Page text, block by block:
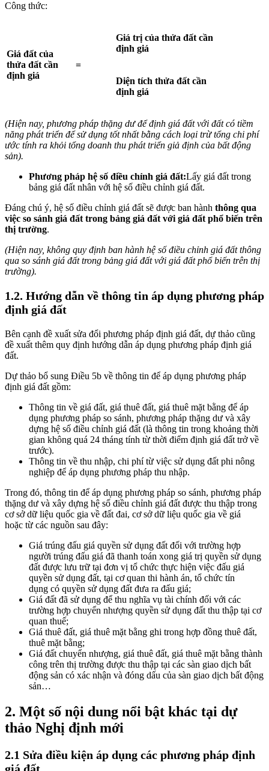
Công thức:
Giá đất của
thửa đất cần
định giá
=
Giá trị của thửa đất cần
định giá
Diện tích thửa đất cần
định giá
(Hiện nay, phương pháp thặng dư để định giá đất với đất có tiềm
năng phát triển để sử dụng tốt nhất bằng cách loại trừ tổng chi phí
ước tính ra khỏi tổng doanh thu phát triển giả định của bất động
sản).
Phương pháp hệ số điều chỉnh giá đất:Lấy giá đất trong
bảng giá đất nhân với hệ số điều chỉnh giá đất.
Đáng chú ý, hệ số điều chỉnh giá đất sẽ được ban hành thông qua
việc so sánh giá đất trong bảng giá đất với giá đất phổ biến trên
thị trường.
(Hiện nay, không quy định ban hành hệ số điều chỉnh giá đất thông
qua so sánh giá đất trong bảng giá đất với giá đất phổ biến trên thị
trường).
1.2. Hướng dẫn về thông tin áp dụng phương pháp
định giá đất
Bên cạnh đề xuất sửa đổi phương pháp định giá đất, dự thảo cũng
đề xuất thêm quy định hướng dẫn áp dụng phương pháp định giá
đất.
Dự thảo bổ sung Điều 5b về thông tin để áp dụng phương pháp
định giá đất gồm:
Thông tin về giá đất, giá thuê đất, giá thuê mặt bằng để áp
dụng phương pháp so sánh, phương pháp thặng dư và xây
dựng hệ số điều chỉnh giá đất (là thông tin trong khoảng thời
gian không quá 24 tháng tính từ thời điểm định giá đất trở về
trước).
Thông tin về thu nhập, chi phí từ việc sử dụng đất phi nông
nghiệp để áp dụng phương pháp thu nhập.
Trong đó, thông tin để áp dụng phương pháp so sánh, phương pháp
thặng dư và xây dựng hệ số điều chỉnh giá đất được thu thập trong
cơ sở dữ liệu quốc gia về đất đai, cơ sở dữ liệu quốc gia về giá
hoặc từ các nguồn sau đây:
Giá trúng đấu giá quyền sử dụng đất đối với trường hợp
người trúng đấu giá đã thanh toán xong giá trị quyền sử dụng
đất được lưu trữ tại đơn vị tổ chức thực hiện việc đấu giá
quyền sử dụng đất, tại cơ quan thi hành án, tổ chức tín
dụng có quyền sử dụng đất đưa ra đấu giá;
Giá đất đã sử dụng để thu nghĩa vụ tài chính đối với các
trường hợp chuyển nhượng quyền sử dụng đất thu thập tại cơ
quan thuế;
Giá thuê đất, giá thuê mặt bằng ghi trong hợp đồng thuê đất,
thuê mặt bằng;
Giá đất chuyển nhượng, giá thuê đất, giá thuê mặt bằng thành
công trên thị trường được thu thập tại các sàn giao dịch bất
động sản có xác nhận và đóng dấu của sàn giao dịch bất động
sản…
2. Một số nội dung nổi bật khác tại dự
thảo Nghị định mới
2.1 Sửa điều kiện áp dụng các phương pháp định